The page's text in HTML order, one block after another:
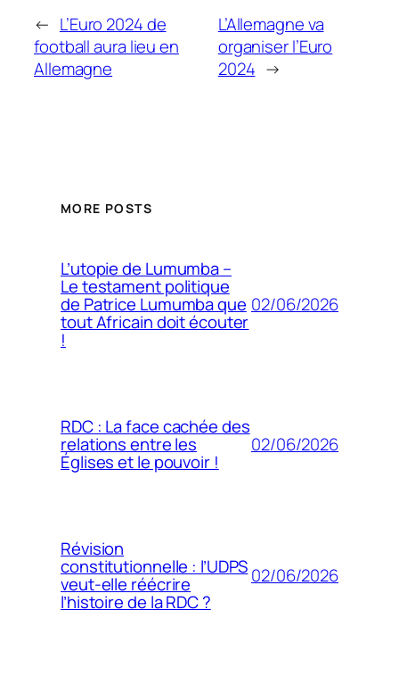
← L’Euro 2024 de
football aura lieu en
Allemagne
L’Allemagne va
organiser l’Euro
2024 →
MORE POSTS
L’utopie de Lumumba –
Le testament politique
de Patrice Lumumba que
tout Africain doit écouter
!
02/06/2026
RDC : La face cachée des
relations entre les
Églises et le pouvoir !
02/06/2026
Révision
constitutionnelle : l’UDPS
veut-elle réécrire
l’histoire de la RDC ?
02/06/2026